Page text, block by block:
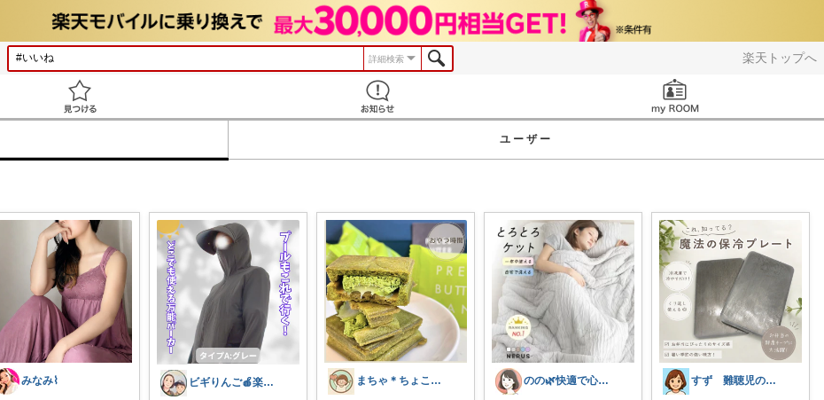
楽天トップへ
詳細検索
ユーザー
みなみ⌇ ビギりんご🍎楽する暮らし🏠 まちゃ＊ちょこっとご褒美スイーツ×暮らし のの🌿快適で心地よい暮らし♡ すず 難聴児のママ🦻